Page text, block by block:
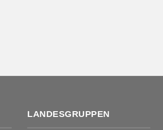
LANDESGRUPPEN